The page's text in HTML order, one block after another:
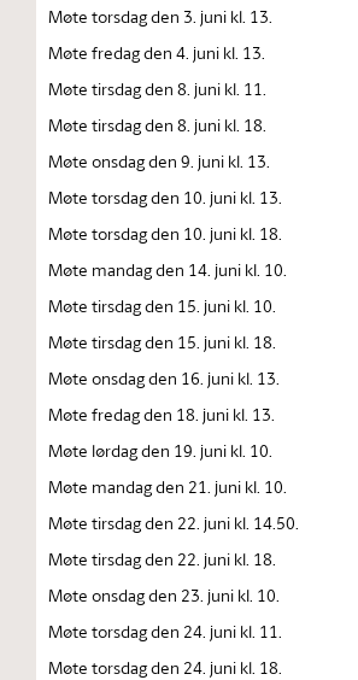
Møte torsdag den 3. juni kl. 13.
Møte fredag den 4. juni kl. 13.
Møte tirsdag den 8. juni kl. 11.
Møte tirsdag den 8. juni kl. 18.
Møte onsdag den 9. juni kl. 13.
Møte torsdag den 10. juni kl. 13.
Møte torsdag den 10. juni kl. 18.
Møte mandag den 14. juni kl. 10.
Møte tirsdag den 15. juni kl. 10.
Møte tirsdag den 15. juni kl. 18.
Møte onsdag den 16. juni kl. 13.
Møte fredag den 18. juni kl. 13.
Møte lørdag den 19. juni kl. 10.
Møte mandag den 21. juni kl. 10.
Møte tirsdag den 22. juni kl. 14.50.
Møte tirsdag den 22. juni kl. 18.
Møte onsdag den 23. juni kl. 10.
Møte torsdag den 24. juni kl. 11.
Møte torsdag den 24. juni kl. 18.